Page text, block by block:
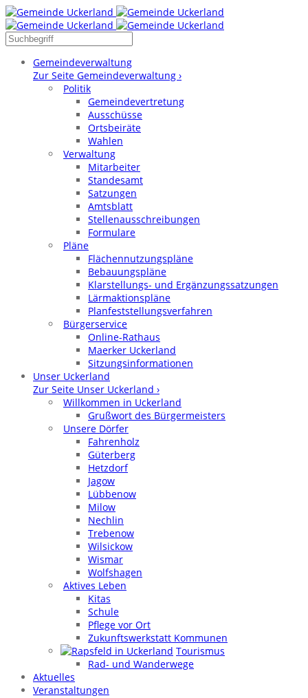
Gemeindeverwaltung
Zur Seite Gemeindeverwaltung ›
Politik
Gemeindevertretung
Ausschüsse
Ortsbeiräte
Wahlen
Verwaltung
Mitarbeiter
Standesamt
Satzungen
Amtsblatt
Stellenausschreibungen
Formulare
Pläne
Flächennutzungspläne
Bebauungspläne
Klarstellungs- und Ergänzungssatzungen
Lärmaktionspläne
Planfeststellungsverfahren
Bürgerservice
Online-Rathaus
Maerker Uckerland
Sitzungsinformationen
Unser Uckerland
Zur Seite Unser Uckerland ›
Willkommen in Uckerland
Grußwort des Bürgermeisters
Unsere Dörfer
Fahrenholz
Güterberg
Hetzdorf
Jagow
Lübbenow
Milow
Nechlin
Trebenow
Wilsickow
Wismar
Wolfshagen
Aktives Leben
Kitas
Schule
Pflege vor Ort
Zukunftswerkstatt Kommunen
Tourismus
Rad- und Wanderwege
Aktuelles
Veranstaltungen